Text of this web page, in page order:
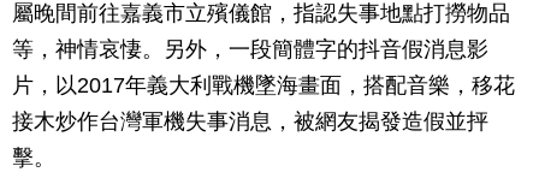
屬晚間前往嘉義市立殯儀館，指認失事地點打撈物品
等，神情哀悽。另外，一段簡體字的抖音假消息影
片，以2017年義大利戰機墜海畫面，搭配音樂，移花
接木炒作台灣軍機失事消息，被網友揭發造假並抨
擊。